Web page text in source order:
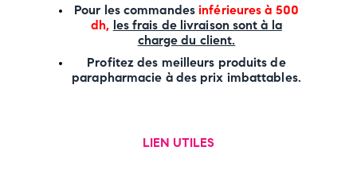
Pour les commandesinférieures à 500
dh, les frais de livraison sont à la
charge du client.
Profitez des meilleurs produits de
parapharmacie à des prix imbattables.
LIEN UTILES